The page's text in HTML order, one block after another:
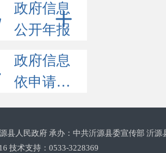
政府信息
公开年报
政府信息
依申请公开
县人民政府 承办：中共沂源县委宣传部 沂
技术支持：0533-3228369‌‌